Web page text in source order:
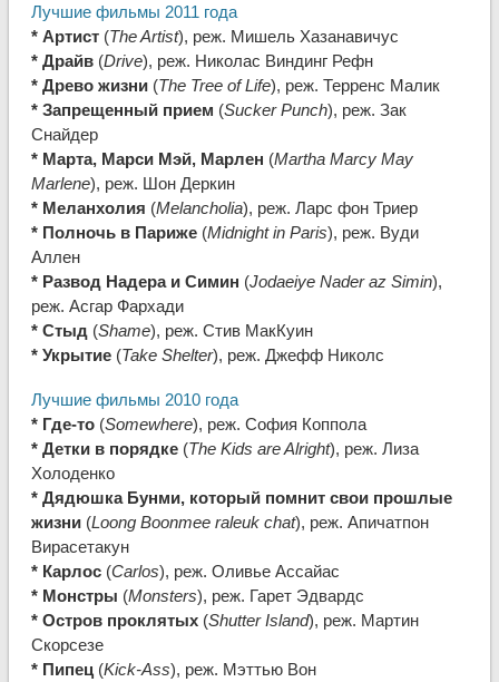
Лучшие фильмы 2011 года
* Артист(The Artist), реж. Мишель Хазанавичус
* Драйв(Drive), реж. Николас Виндинг Рефн
* Древо жизни(The Tree of Life), реж. Терренс Малик
* Запрещенный прием (Sucker Punch), реж. Зак
Снайдер
* Марта, Марси Мэй, Марлен (Martha Marcy May
Marlene), реж. Шон Деркин
* Меланхолия (Melancholia), реж. Ларс фон Триер
* Полночь в Париже(Midnight in Paris), реж. Вуди
Аллен
* Развод Надера и Симин (Jodaeiye Nader az Simin),
реж. Асгар Фархади
* Стыд (Shame), реж. Стив МакКуин
* Укрытие(Take Shelter), реж. Джефф Николс
Лучшие фильмы 2010 года
* Где-то(Somewhere), реж. София Коппола
* Детки в порядке(The Kids are Alright), реж. Лиза
Холоденко
* Дядюшка Бунми, который помнит свои прошлые
жизни(Loong Boonmee raleuk chat), реж. Апичатпон
Вирасетакун
* Карлос(Carlos), реж. Оливье Ассайас
* Монстры (Monsters), реж. Гарет Эдвардс
* Остров проклятых(Shutter Island), реж. Мартин
Скорсезе
* Пипец(Kick-Ass), реж. Мэттью Вон